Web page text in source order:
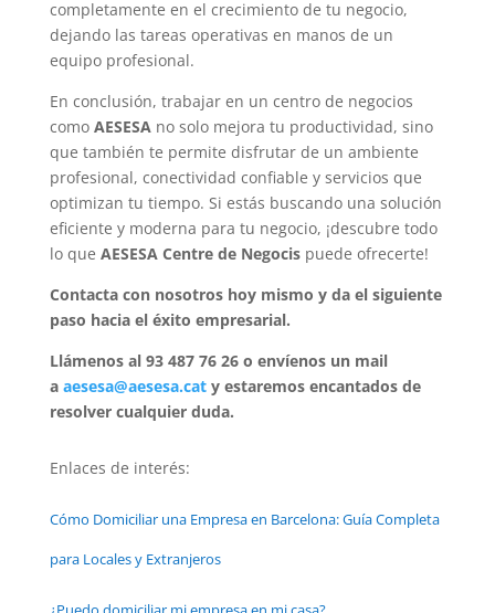
completamente en el crecimiento de tu negocio,
dejando las tareas operativas en manos de un
equipo profesional.
En conclusión, trabajar en un centro de negocios
como AESESA no solo mejora tu productividad, sino
que también te permite disfrutar de un ambiente
profesional, conectividad confiable y servicios que
optimizan tu tiempo. Si estás buscando una solución
eficiente y moderna para tu negocio, ¡descubre todo
lo que AESESA Centre de Negocis puede ofrecerte!
Contacta con nosotros hoy mismo y da el siguiente
paso hacia el éxito empresarial.
Llámenos al 93 487 76 26 o envíenos un mail
a aesesa@aesesa.caty estaremos encantados de
resolver cualquier duda.
Enlaces de interés:
Cómo Domiciliar una Empresa en Barcelona: Guía Completa
para Locales y Extranjeros